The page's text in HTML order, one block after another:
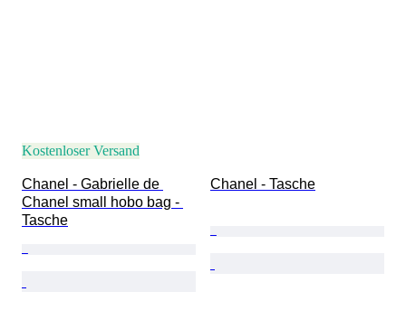
Kostenloser Versand
Chanel - Gabrielle de
Chanel small hobo bag -
Tasche
Chanel - Tasche